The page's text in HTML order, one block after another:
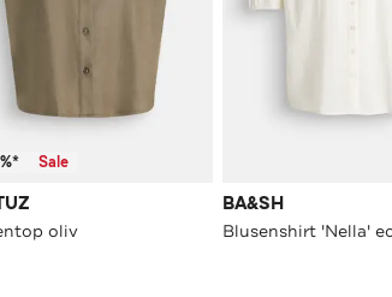
Sale
oliv
BA&SH
Blusenshirt 'Nella'